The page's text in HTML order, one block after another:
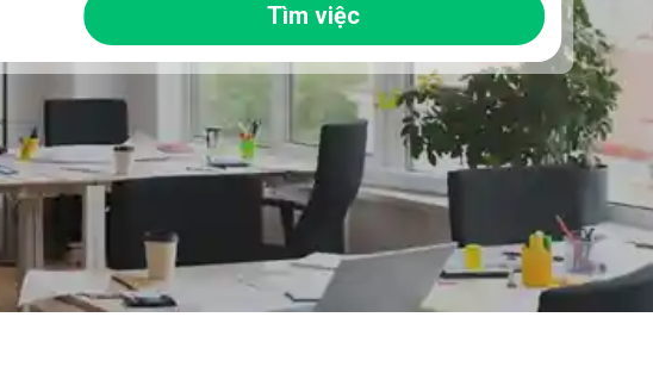
Tìm việc